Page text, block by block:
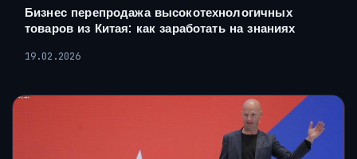
Бизнес перепродажа высокотехнологичных
товаров из Китая: как заработать на знаниях
19.02.2026